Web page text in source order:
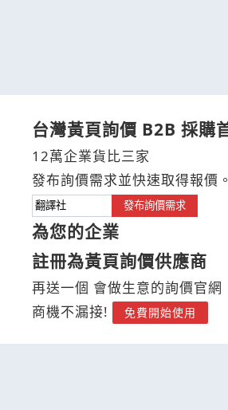
台灣黃頁詢價 B2B 採購
12萬企業貨比三家
發布詢價需求並快速取得報價。
發布詢價需求
為您的企業
註冊為黃頁詢價供應商
再送一個 會做生意的詢價官網
商機不漏接!
免費開始使用